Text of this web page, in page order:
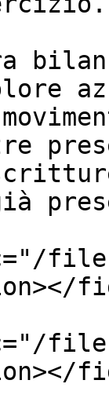
files/
files/